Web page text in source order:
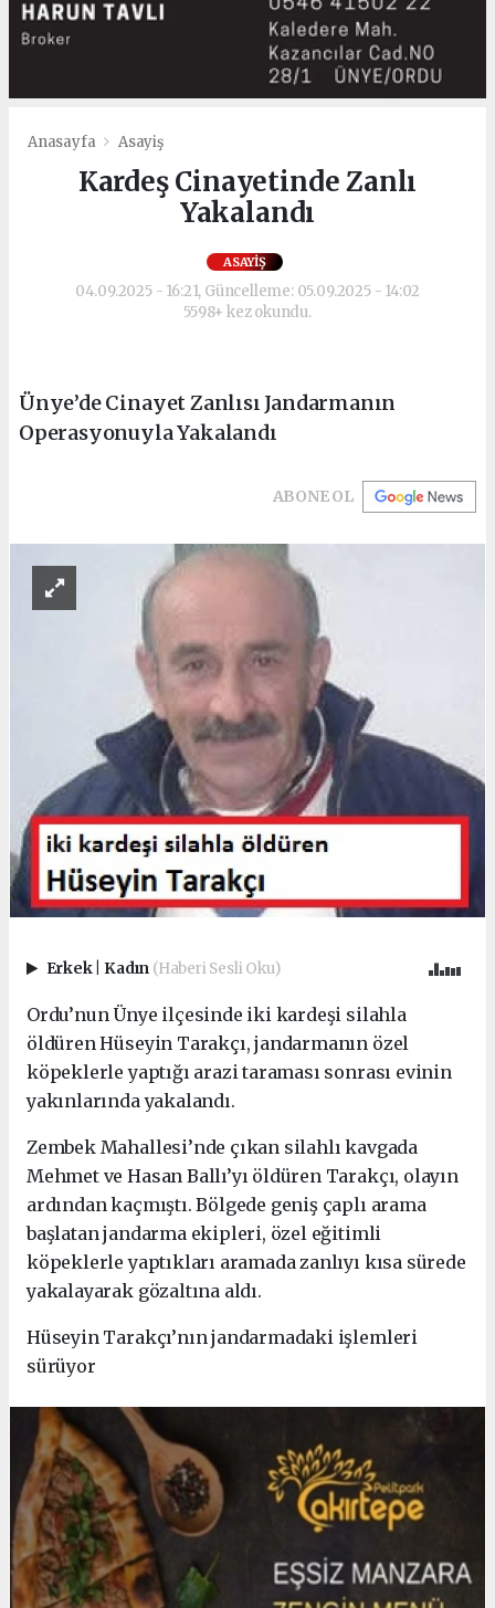
Anasayfa Asayiş
Kardeş Cinayetinde Zanlı
Yakalandı
ASAYIŞ
04.09.2025 - 16:21, Güncelleme: 05.09.2025 - 14:02
5598+ kez okundu.
Ünye’de Cinayet Zanlısı Jandarmanın
Operasyonuyla Yakalandı
ABONE OL
Erkek Kadın (Haberi Sesli Oku)
Ordu’nun Ünye ilçesinde iki kardeşi silahla
öldüren Hüseyin Tarakçı, jandarmanın özel
köpeklerle yaptığı arazi taraması sonrası evinin
yakınlarında yakalandı.
Zembek Mahallesi’nde çıkan silahlı kavgada
Mehmet ve Hasan Ballı’yı öldüren Tarakçı, olayın
ardından kaçmıştı. Bölgede geniş çaplı arama
başlatan jandarma ekipleri, özel eğitimli
köpeklerle yaptıkları aramada zanlıyı kısa sürede
yakalayarak gözaltına aldı.
Hüseyin Tarakçı’nın jandarmadaki işlemleri
sürüyor